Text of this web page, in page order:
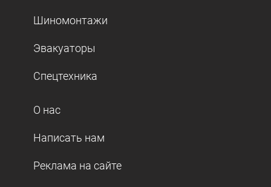
Шиномонтажи
Эвакуаторы
Спецтехника
О нас
Написать нам
Реклама на сайте